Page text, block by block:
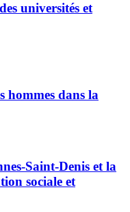
universités et
hommes dans la
Saint-Denis et la
sociale et